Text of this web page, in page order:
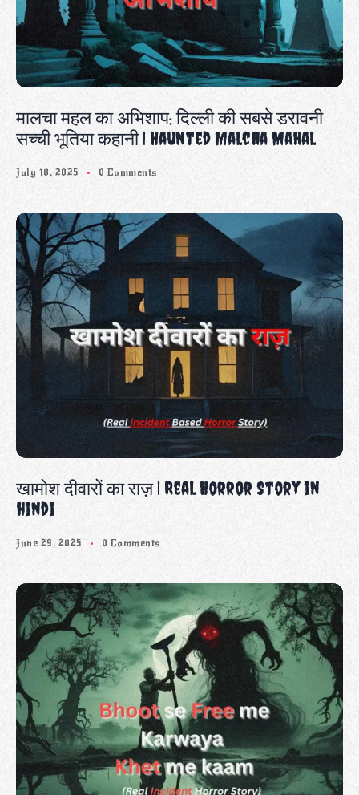
मालचा महल का अभिशाप: दिल्ली की सबसे डरावनी
सच्ची भूतिया कहानी | Haunted Malcha Mahal
July 18, 2025 0 Comments
खामोश दीवारों का राज़ | Real Horror Story in
hindi
June 29, 2025 0 Comments